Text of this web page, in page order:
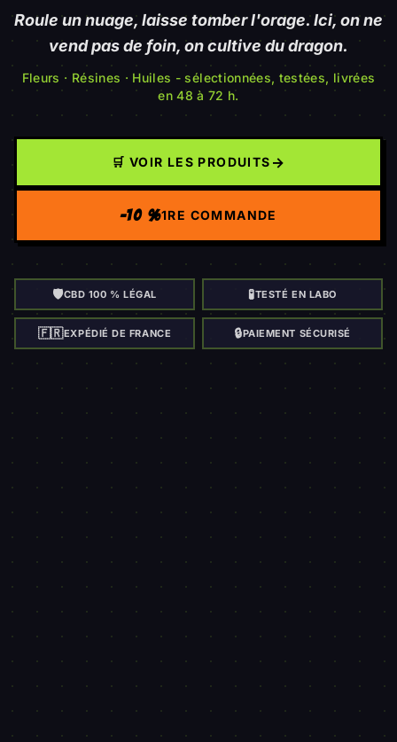
Roule un nuage, laisse tomber l'orage. Ici, on ne
vend pas de foin, on cultive du dragon.
Fleurs · Résines · Huiles - sélectionnées, testées, livrées
en 48 à 72 h.
🛒 VOIR LES PRODUITS →
-10 %1RE COMMANDE
🛡️CBD 100 % LÉGAL 🧪TESTÉ EN LABO
🇫🇷EXPÉDIÉ DE FRANCE 🔒PAIEMENT SÉCURISÉ